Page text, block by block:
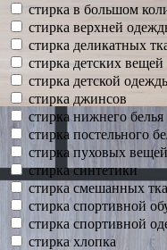
стирка в большом
стирка верхней
стирка деликатных
стирка детских вещей
стирка детской
стирка джинсов
стирка нижнего белья
стирка постельного
стирка пуховых вещей
стирка синтетики
стирка смешанных
стирка спортивной
стирка спортивной
стирка хлопка